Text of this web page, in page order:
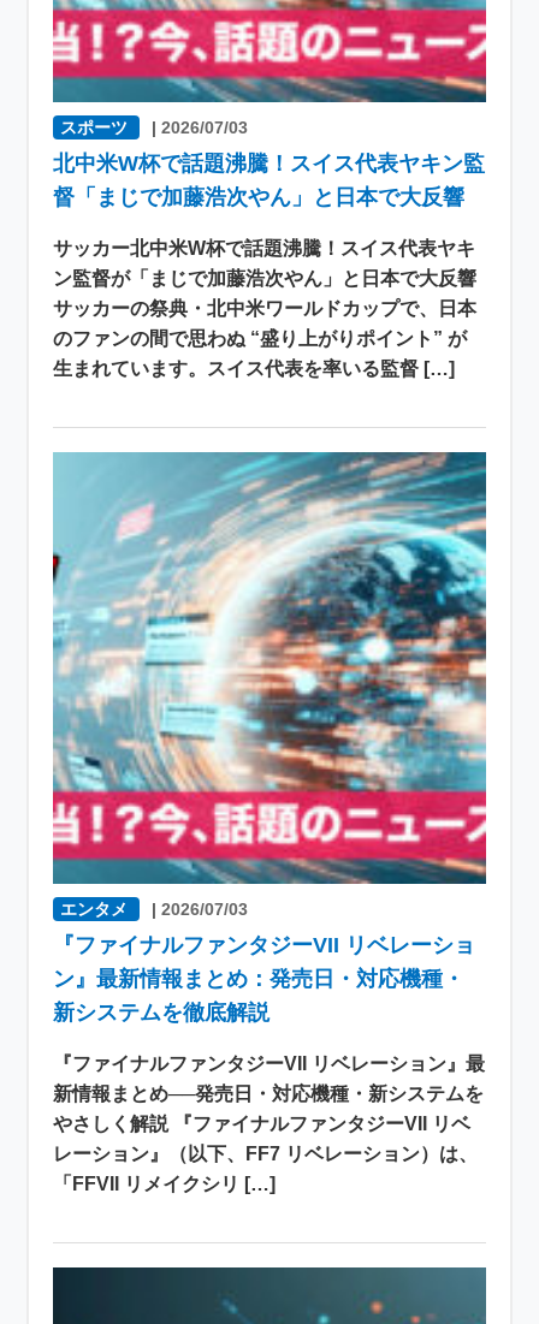
スポーツ |2026/07/03
北中米W杯で話題沸騰！スイス代表ヤキン監
督「まじで加藤浩次やん」と日本で大反響
サッカー北中米W杯で話題沸騰！スイス代表ヤキ
ン監督が「まじで加藤浩次やん」と日本で大反響
サッカーの祭典・北中米ワールドカップで、日本
のファンの間で思わぬ “盛り上がりポイント” が
生まれています。スイス代表を率いる監督 […]
エンタメ |2026/07/03
『ファイナルファンタジーVII リベレーショ
ン』最新情報まとめ：発売日・対応機種・
新システムを徹底解説
『ファイナルファンタジーVII リベレーション』最
新情報まとめ──発売日・対応機種・新システムを
やさしく解説 『ファイナルファンタジーVII リベ
レーション』（以下、FF7 リベレーション）は、
「FFVII リメイクシリ […]